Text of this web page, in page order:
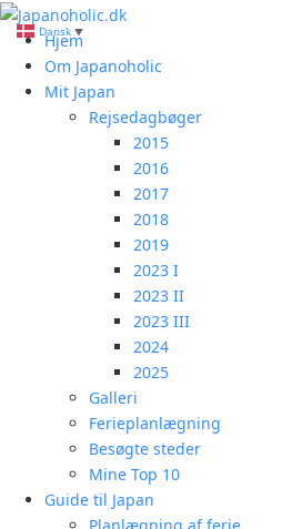
Skip
content
Primary
Menu
Hjem
Om Japanoholic
Mit Japan
Rejsedagbøger
2015
2016
2017
2018
2019
2023 I
2023 II
2023 III
2024
2025
Galleri
Ferieplanlægning
Besøgte steder
Mine Top 10
Guide til Japan
Dansk ▼